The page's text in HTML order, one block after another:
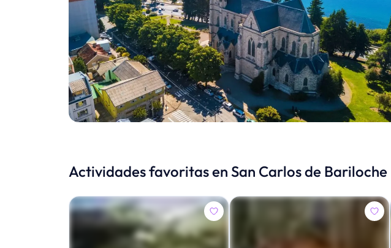
Actividades favoritas en San Carlos de Bariloche